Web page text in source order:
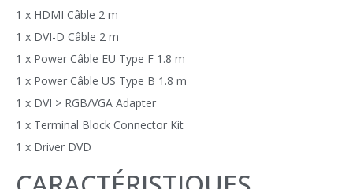
1 x HDMI Câble 2 m
1 x DVI-D Câble 2 m
1 x Power Câble EU Type F 1.8 m
1 x Power Câble US Type B 1.8 m
1 x DVI > RGB/VGA Adapter
1 x Terminal Block Connector Kit
1 x Driver DVD